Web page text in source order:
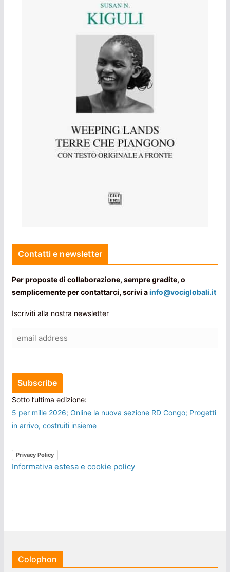
Contatti e newsletter
Per proposte di collaborazione, sempre gradite, o
semplicemente per contattarci, scrivi ainfo@vociglobali.it
Iscriviti alla nostra newsletter
Sotto l’ultima edizione:
5 per mille 2026; Online la nuova sezione RD Congo; Progetti
in arrivo, costruiti insieme
Privacy Policy
Informativa estesa e cookie policy
Colophon